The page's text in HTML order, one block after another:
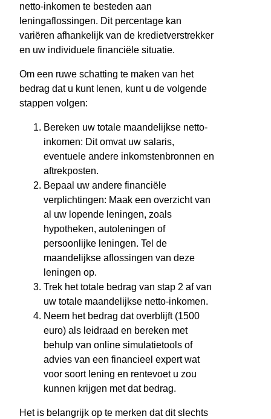
netto-inkomen te besteden aan
leningaflossingen. Dit percentage kan
variëren afhankelijk van de kredietverstrekker
en uw individuele financiële situatie.
Om een ruwe schatting te maken van het
bedrag dat u kunt lenen, kunt u de volgende
stappen volgen:
Bereken uw totale maandelijkse netto-
inkomen: Dit omvat uw salaris,
eventuele andere inkomstenbronnen en
aftrekposten.
Bepaal uw andere financiële
verplichtingen: Maak een overzicht van
al uw lopende leningen, zoals
hypotheken, autoleningen of
persoonlijke leningen. Tel de
maandelijkse aflossingen van deze
leningen op.
Trek het totale bedrag van stap 2 af van
uw totale maandelijkse netto-inkomen.
Neem het bedrag dat overblijft (1500
euro) als leidraad en bereken met
behulp van online simulatietools of
advies van een financieel expert wat
voor soort lening en rentevoet u zou
kunnen krijgen met dat bedrag.
Het is belangrijk op te merken dat dit slechts